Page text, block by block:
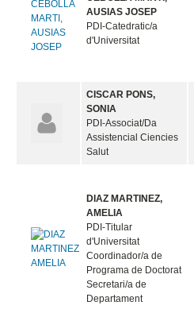
AUSIAS JOSEP
PDI-Catedratic/a
d'Universitat
CISCAR PONS,
SONIA
PDI-Associat/Da
Assistencial Ciencies
Salut
DIAZ MARTINEZ,
AMELIA
PDI-Titular
d'Universitat
Coordinador/a de
Programa de Doctorat
Secretari/a de
Departament